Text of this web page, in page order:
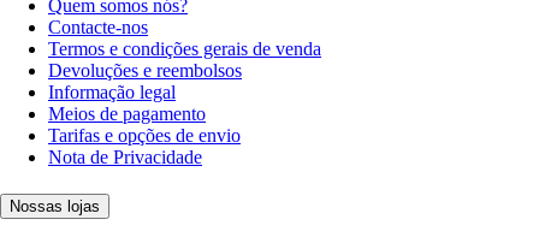
Quem somos nós?
Contacte-nos
Termos e condições gerais de venda
Devoluções e reembolsos
Informação legal
Meios de pagamento
Tarifas e opções de envio
Nota de Privacidade
Nossas lojas